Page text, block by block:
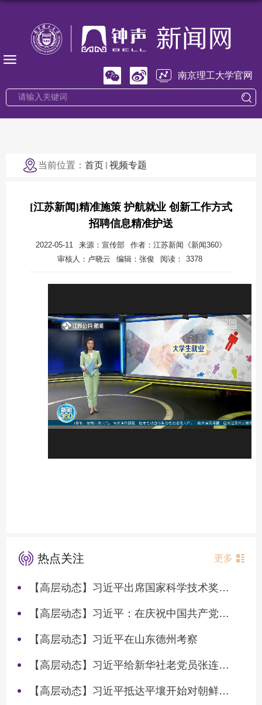
南京理工大学官网
当前位置： 首页 视频专题
[江苏新闻]精准施策 护航就业 创新工作方式
招聘信息精准护送
2022-05-11 来源：宣传部
作者：江苏新闻《新闻360》
审核人：卢晓云
编辑：张俊 阅读： 3378
热点关注 更多
【高层动态】习近平出席国家科学技术奖励大会两院院士大会中国科协第十一次全国代表大会并发表重要讲话
【高层动态】习近平：在庆祝中国共产党成立105周年大会上的讲话
【高层动态】习近平在山东德州考察
【高层动态】习近平给新华社老党员张连生回信强调 传承红色基因 在新征程上书写优异答卷
【高层动态】习近平抵达平壤开始对朝鲜进行国事访问